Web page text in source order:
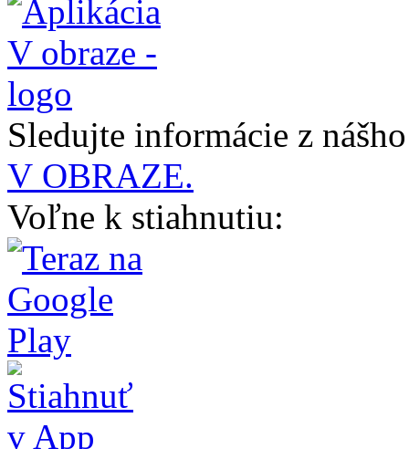
Sledujte informácie z
V OBRAZE.
Voľne k stiahnutiu: